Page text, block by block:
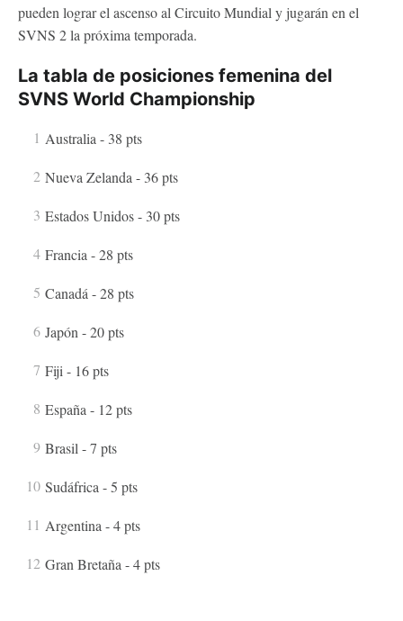
pueden lograr el ascenso al Circuito Mundial y jugarán en el
SVNS 2 la próxima temporada.
La tabla de posiciones femenina del
SVNS World Championship
Australia - 38 pts
Nueva Zelanda - 36 pts
Estados Unidos - 30 pts
Francia - 28 pts
Canadá - 28 pts
Japón - 20 pts
Fiji - 16 pts
España - 12 pts
Brasil - 7 pts
Sudáfrica - 5 pts
Argentina - 4 pts
Gran Bretaña - 4 pts